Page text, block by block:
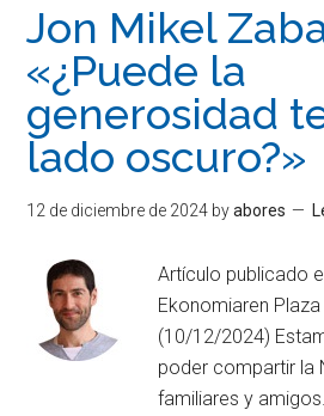
Jon Mikel
«¿Puede la
generosidad
lado oscuro?»
12 de diciembre de 2024 byabores
Artículo publicado
Ekonomiaren
(10/12/2024)
poder compartir la
familiares y